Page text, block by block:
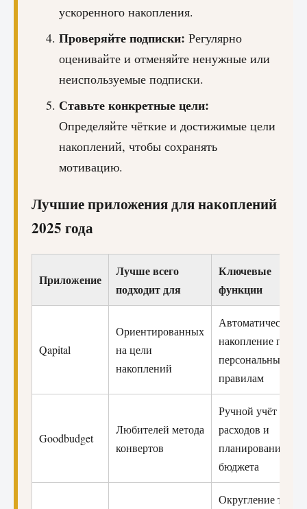
ускоренного накопления.
Проверяйте подписки: Регулярно
оценивайте и отменяйте ненужные или
неиспользуемые подписки.
Ставьте конкретные цели:
Определяйте чёткие и достижимые цели
накоплений, чтобы сохранять
мотивацию.
Лучшие приложения для накоплений
2025 года
Приложение
Лучше всего
подходит для
Ключевые
функции
Qapital
Ориентированных
на цели
накоплений
Автоматическое
накопление по
персональным
правилам
Goodbudget
Любителей метода
конвертов
Ручной учёт
расходов и
планирование
бюджета
Округление трат